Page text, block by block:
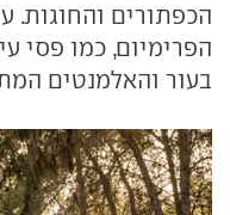
הכפתורים והחוגות.
הפרימיום, כמו פסי
בעור והאלמנטים